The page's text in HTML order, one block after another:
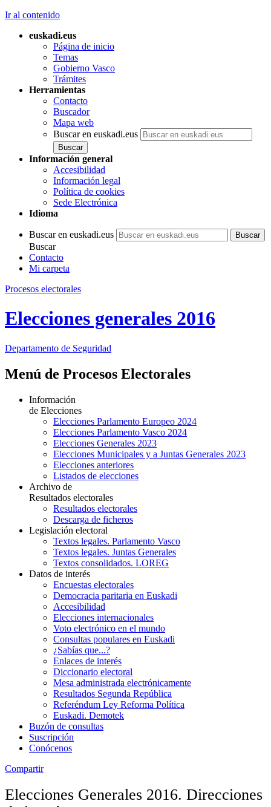
Ir al contenido
euskadi.eus
Página de inicio
Temas
Gobierno Vasco
Trámites
Herramientas
Contacto
Buscador
Mapa web
Buscar en euskadi.eus
Información general
Accesibilidad
Información legal
Política de cookies
Sede Electrónica
Idioma
Buscar en euskadi.eus
Buscar
Contacto
Mi carpeta
Procesos electorales
Elecciones generales 2016
Departamento de Seguridad
Menú de Procesos Electorales
Información
de Elecciones
Elecciones Parlamento Europeo 2024
Elecciones Parlamento Vasco 2024
Elecciones Generales 2023
Elecciones Municipales y a Juntas Generales 2023
Elecciones anteriores
Listados de elecciones
Archivo de
Resultados electorales
Resultados electorales
Descarga de ficheros
Legislación electoral
Textos legales. Parlamento Vasco
Textos legales. Juntas Generales
Textos consolidados. LOREG
Datos de interés
Encuestas electorales
Democracia paritaria en Euskadi
Accesibilidad
Elecciones internacionales
Voto electrónico en el mundo
Consultas populares en Euskadi
¿Sabías que...?
Enlaces de interés
Diccionario electoral
Mesa administrada electrónicamente
Resultados Segunda República
Referéndum Ley Reforma Política
Euskadi. Demotek
Buzón de consultas
Suscripción
Conócenos
Compartir
Elecciones Generales 2016. Direcciones